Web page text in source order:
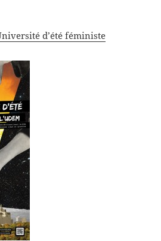
d’été féministe